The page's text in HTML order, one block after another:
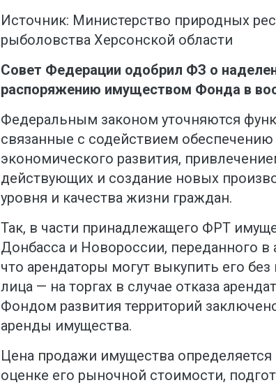
Источник: Министерство природных
рыболовства Херсонской области
Совет Федерации одобрил ФЗ о
распоряжению имуществом Фонда в
Федеральным законом уточняются
связанные с содействием
экономического развития,
действующих и создание новых
уровня и качества жизни граждан.
Так, в части принадлежащего ФРТ
Донбасса и Новороссии, переданного в
что арендаторы могут выкупить его
лица — на торгах в случае отказа
Фондом развития территорий
аренды имущества.
Цена продажи имущества определяется
оценке его рыночной стоимости,